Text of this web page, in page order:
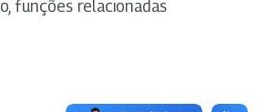
funções relacionadas